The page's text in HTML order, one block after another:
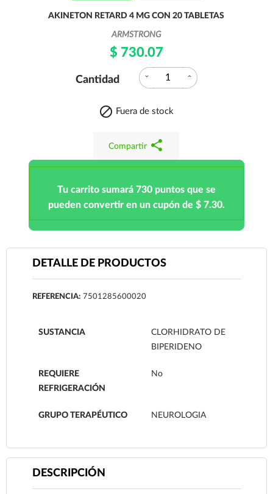
AKINETON RETARD 4 MG CON 20 TABLETAS
ARMSTRONG
$ 730.07
Cantidad expand_more expand_less
 Fuera de stock
Compartir share
Tu carrito sumará 730 puntos que se
pueden convertir en un cupón de $ 7.30.
DETALLE DE PRODUCTOS
REFERENCIA: 7501285600020
SUSTANCIA
CLORHIDRATO DE
BIPERIDENO
REQUIERE
REFRIGERACIÓN
No
GRUPO TERAPÉUTICO NEUROLOGIA
DESCRIPCIÓN